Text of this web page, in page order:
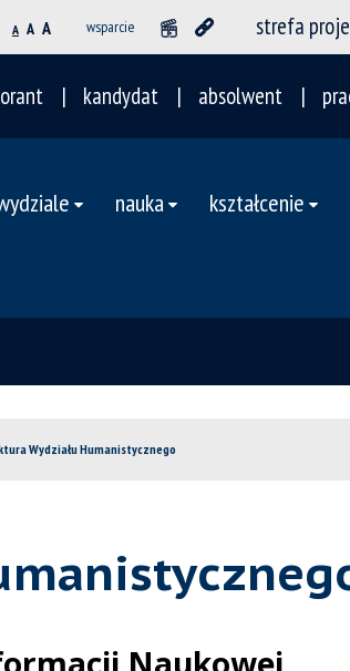
A A A wsparcie strefa
kandydat absolwent
nauka kształcenie
Wydziału Humanistycznego